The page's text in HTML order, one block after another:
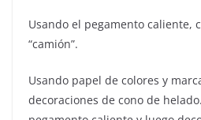
Usando el pegamento caliente,
“camión”.
Usando papel de colores y
decoraciones de cono de